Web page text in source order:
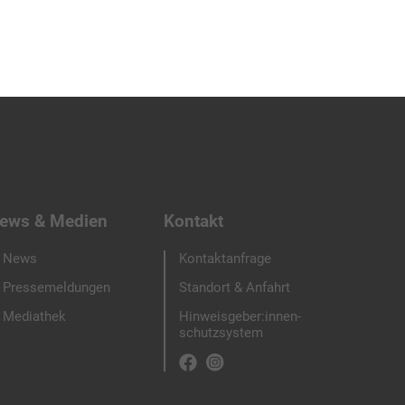
& Medien
News
Pressemeldungen
Mediathek
Kontakt
Kontaktanfrage
Standort & Anfahrt
Hinweisgeber:innen-
schutzsystem